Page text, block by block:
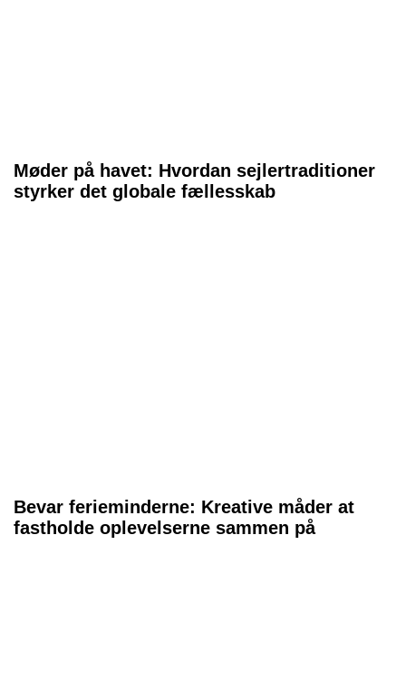
Møder på havet: Hvordan sejlertraditioner
styrker det globale fællesskab
Bevar ferieminderne: Kreative måder at
fastholde oplevelserne sammen på